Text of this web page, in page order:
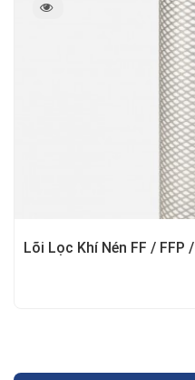
Lõi Lọc Khí Nén FF / FFP